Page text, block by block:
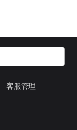
客服管理